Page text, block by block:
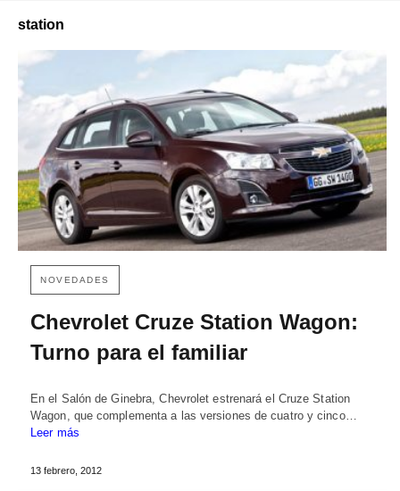
station
NOVEDADES
Chevrolet Cruze Station Wagon:
Turno para el familiar
En el Salón de Ginebra, Chevrolet estrenará el Cruze Station
Wagon, que complementa a las versiones de cuatro y cinco…
Leer más
13 febrero, 2012